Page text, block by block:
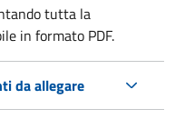
tutta la
in formato PDF.
da allegare